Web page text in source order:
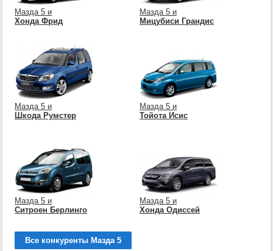
Мазда 5 и
Хонда Фрид
Мазда 5 и
Мицубиси Грандис
Мазда 5 и
Шкода Румстер
Мазда 5 и
Тойота Исис
Мазда 5 и
Ситроен Берлинго
Мазда 5 и
Хонда Одиссей
Все конкуренты Мазда 5